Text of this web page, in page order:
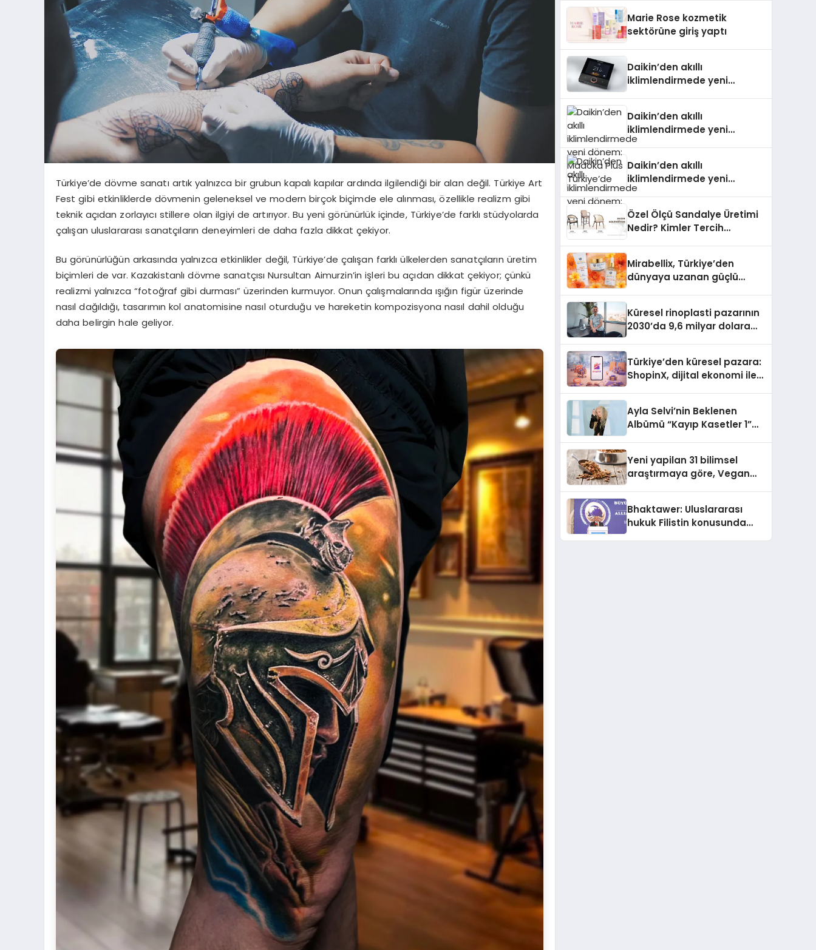
Türkiye’de dövme sanatı artık yalnızca bir grubun kapalı kapılar ardında ilgilendiği bir alan değil. Türkiye Art
Fest gibi etkinliklerde dövmenin geleneksel ve modern birçok biçimde ele alınması, özellikle realizm gibi
teknik açıdan zorlayıcı stillere olan ilgiyi de artırıyor. Bu yeni görünürlük içinde, Türkiye’de farklı stüdyolarda
çalışan uluslararası sanatçıların deneyimleri de daha fazla dikkat çekiyor.
Bu görünürlüğün arkasında yalnızca etkinlikler değil, Türkiye’de çalışan farklı ülkelerden sanatçıların üretim
biçimleri de var. Kazakistanlı dövme sanatçısı Nursultan Aimurzin’in işleri bu açıdan dikkat çekiyor; çünkü
realizmi yalnızca “fotoğraf gibi durması” üzerinden kurmuyor. Onun çalışmalarında ışığın figür üzerinde
nasıl dağıldığı, tasarımın kol anatomisine nasıl oturduğu ve hareketin kompozisyona nasıl dahil olduğu
daha belirgin hale geliyor.
Aldı
Marie Rose kozmetik
sektörüne giriş yaptı
Daikin’den akıllı
iklimlendirmede yeni
Daikin’den akıllı
iklimlendirmede yeni
dönem: Madoka Plus
Daikin’den akıllı
iklimlendirmede yeni
dönem: Madoka Plus
Özel Ölçü Sandalye Üretimi
Nedir? Kimler Tercih
Mirabellix, Türkiye’den
dünyaya uzanan güçlü
Küresel rinoplasti pazarının
2030’da 9,6 milyar dolara
Türkiye’den küresel pazara:
ShopinX, dijital ekonomi ile
Ayla Selvi’nin Beklenen
Albümü “Kayıp Kasetler 1”
Yeni yapilan 31 bilimsel
araştırmaya göre, Vegan
Sindirildiğini Ortaya Koydu
Bhaktawer: Uluslararası
hukuk Filistin konusunda